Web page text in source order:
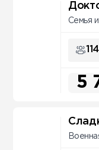
Семья
5